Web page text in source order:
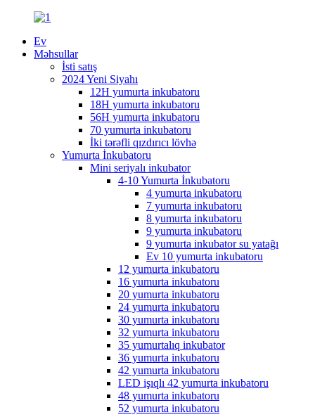
Ev
Məhsullar
İsti satış
2024 Yeni Siyahı
12H yumurta inkubatoru
18H yumurta inkubatoru
56H yumurta inkubatoru
70 yumurta inkubatoru
İki tərəfli qızdırıcı lövhə
Yumurta İnkubatoru
Mini seriyalı inkubator
4-10 Yumurta İnkubatoru
4 yumurta inkubatoru
7 yumurta inkubatoru
8 yumurta inkubatoru
9 yumurta inkubatoru
9 yumurta inkubator su yatağı
Ev 10 yumurta inkubatoru
12 yumurta inkubatoru
16 yumurta inkubatoru
20 yumurta inkubatoru
24 yumurta inkubatoru
30 yumurta inkubatoru
32 yumurta inkubatoru
35 yumurtalıq inkubator
36 yumurta inkubatoru
42 yumurta inkubatoru
LED işıqlı 42 yumurta inkubatoru
48 yumurta inkubatoru
52 yumurta inkubatoru